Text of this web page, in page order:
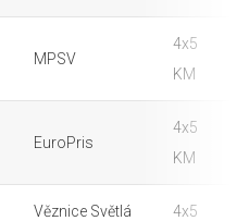
MPSV
4x5
KM
EuroPris
4x5
KM
Věznice Světlá 4x5